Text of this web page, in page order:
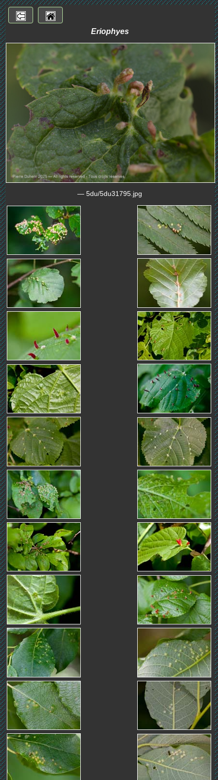
Eriophyes
— 5du/5du31795.jpg